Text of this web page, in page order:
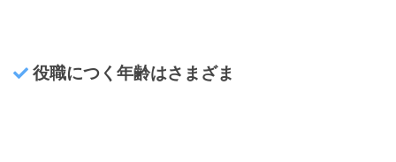
役職につく年齢はさまざま